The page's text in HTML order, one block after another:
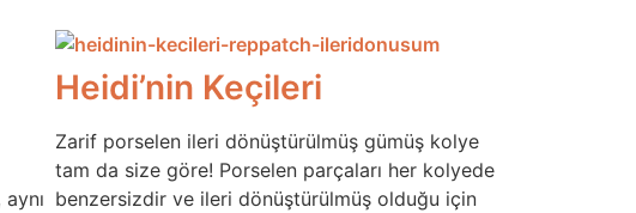
Heidi’nin Keçileri
Zarif porselen ileri dönüştürülmüş gümüş kolye
tam da size göre! Porselen parçaları her kolyede
benzersizdir ve ileri dönüştürülmüş olduğu için